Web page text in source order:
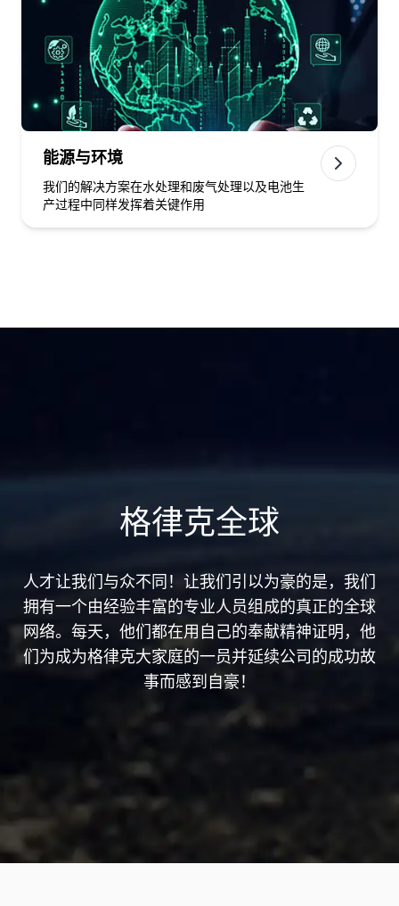
能源与环境
我们的解决方案在水处理和废气处理以及电池生
产过程中同样发挥着关键作用
格律克全球
人才让我们与众不同！让我们引以为豪的是，我们
拥有一个由经验丰富的专业人员组成的真正的全球
网络。每天，他们都在用自己的奉献精神证明，他
们为成为格律克大家庭的一员并延续公司的成功故
事而感到自豪！